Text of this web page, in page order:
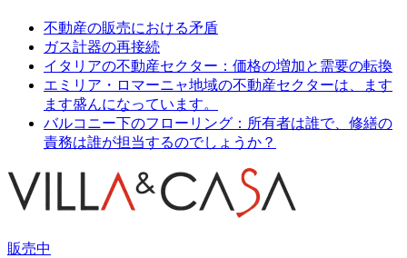
不動産の販売における矛盾
ガス計器の再接続
イタリアの不動産セクター：価格の増加と需要の転換
エミリア・ロマーニャ地域の不動産セクターは、ます
ます盛んになっています。
バルコニー下のフローリング：所有者は誰で、修繕の
責務は誰が担当するのでしょうか？
販売中